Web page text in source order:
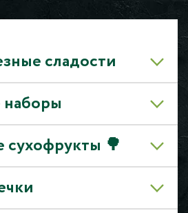
сладости
сухофрукты 🌳